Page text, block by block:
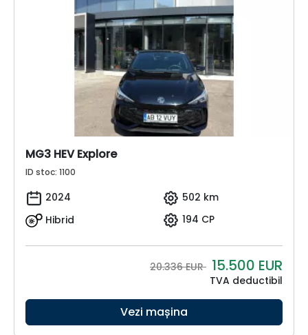
MG3 HEV Explore
ID stoc: 1100
2024
502 km
Hibrid
194 CP
20.336 EUR 15.500 EUR
TVA deductibil
Vezi mașina